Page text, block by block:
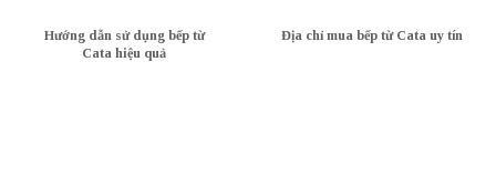
Hướng dẫn sử dụng bếp từ
Cata hiệu quả
Địa chỉ mua bếp từ Cata uy tín